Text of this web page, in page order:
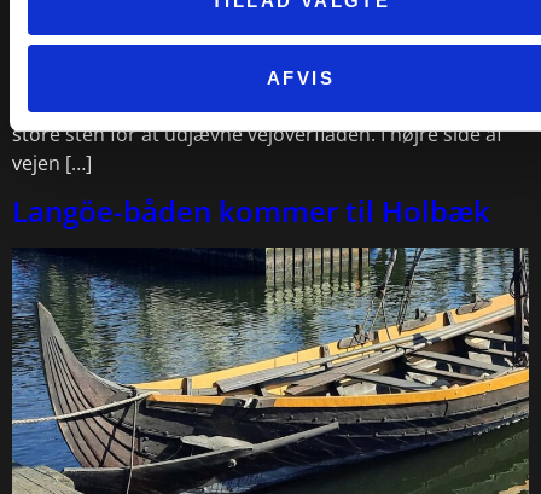
AFVIS
Holbækvejen. Her har de fundet et usædvanlig flot
vejforløb – det er kun selve fundamentet af vejen, der er
tilbage. Småsten og grus er blevet lagt ned imellem de
store sten for at udjævne vejoverfladen. I højre side af
vejen […]
Langöe-båden kommer til Holbæk